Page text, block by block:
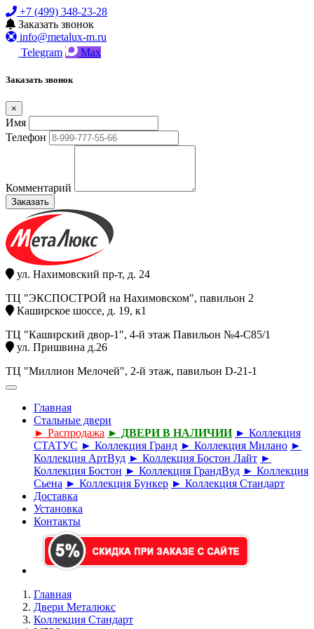
+7 (499) 348-23-28
Заказать звонок
info@metalux-m.ru
Telegram
Max
Заказать звонок
×
Имя
Телефон
Комментарий
Заказать
ул. Нахимовский пр-т, д. 24
ТЦ "ЭКСПОСТРОЙ на Нахимовском", павильон 2
Каширское шоссе, д. 19, к1
ТЦ "Каширский двор-1", 4-й этаж Павильон №4-С85/1
ул. Пришвина д.26
ТЦ "Миллион Мелочей", 2-й этаж, павильон D-21-1
Главная
Стальные двери
► Распродажа ► ДВЕРИ В НАЛИЧИИ ► Коллекция
СТАТУС ► Коллекция Гранд ► Коллекция Милано ►
Коллекция АртВуд ► Коллекция Бостон Лайт ►
Коллекция Бостон ► Коллекция ГрандВуд ► Коллекция
Сьена ► Коллекция Бункер ► Коллекция Стандарт
Доставка
Установка
Контакты
Главная
Двери Металюкс
Коллекция Стандарт